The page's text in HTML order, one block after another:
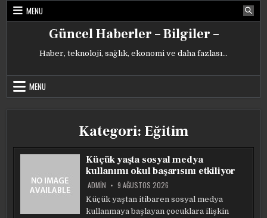
Skip
MENU
Güncel Haberler – Bilgiler –
Haber, teknoloji, sağlık, ekonomi ve daha fazlası…
MENU
Kategori: Eğitim
Küçük yaşta sosyal medya
kullanımı okul başarısını etkiliyor
ADMIN 9 AĞUSTOS 2026
Küçük yaştan itibaren sosyal medya
kullanmaya başlayan çocuklara ilişkin